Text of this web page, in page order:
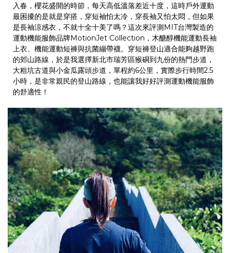
入春，櫻花盛開的時節，每天高低溫落差近十度，這時戶外運動
最困擾的是就是穿搭，穿短袖怕太冷，穿長袖又怕太悶，但如果
是長袖涼感衣，不就十全十美了嗎？這次來評測MIT台灣製造的
運動機能服飾品牌MotionJet Collection ，木醣醇機能運動長袖
上衣、機能運動短褲與抗菌繃帶襪。穿短褲登山適合能夠越野跑
的郊山路線，於是我選擇新北市瑞芳區猴硐到九份的熱門步道，
大粗坑古道與小金瓜露頭步道，單程約6公里，實際步行時間2.5
小時，是非常親民的登山路線，也能讓我好好評測運動機能服飾
的舒適性！